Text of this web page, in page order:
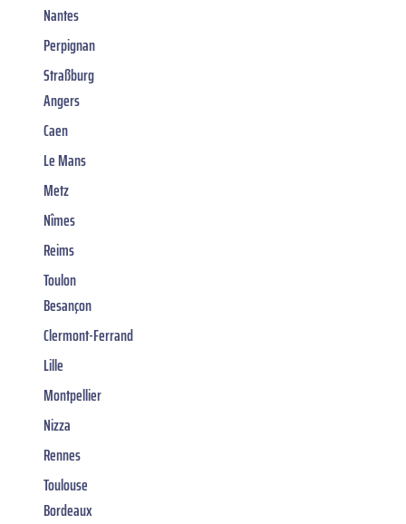
Nantes
Perpignan
Straßburg
Angers
Caen
Le Mans
Metz
Nîmes
Reims
Toulon
Besançon
Clermont-Ferrand
Lille
Montpellier
Nizza
Rennes
Toulouse
Bordeaux